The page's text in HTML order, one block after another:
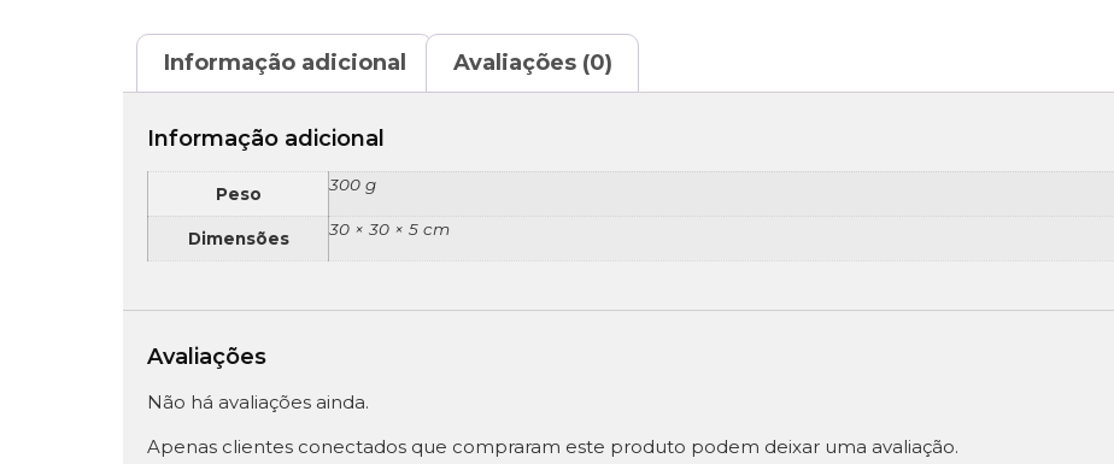
Informação adicional Avaliações (0)
Informação adicional
Peso 300 g
Dimensões 30 × 30 × 5 cm
Avaliações
Não há avaliações ainda.
Apenas clientes conectados que compraram este produto podem deixar uma avaliação.